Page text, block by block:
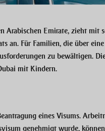
Arabischen Emirate, zieht mit
an. Für Familien, die über
zu bewältigen.
mit Kindern.
eines Visums.
genehmigt wurde,